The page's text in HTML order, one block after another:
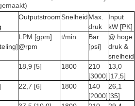
OutputstroomSnelheidMax.
druk
Input
kW [PK]
LPM [gpm]
@rpm
t/min
Bar
[psi]
@ hoge
druk &
snelheid
18,9 [5] 1800
210
[3000]
13,0
[17,5]
22,7 [6] 1800
140
[2000]
26,1
[35]